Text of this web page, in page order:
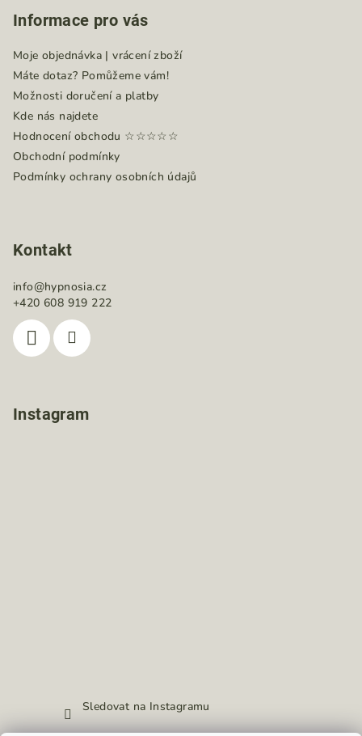
Informace pro vás
Moje objednávka | vrácení zboží
Máte dotaz? Pomůžeme vám!
Možnosti doručení a platby
Kde nás najdete
Hodnocení obchodu ☆☆☆☆☆
Obchodní podmínky
Podmínky ochrany osobních údajů
Kontakt
info@hypnosia.cz
+420 608 919 222
Instagram
Sledovat na Instagramu